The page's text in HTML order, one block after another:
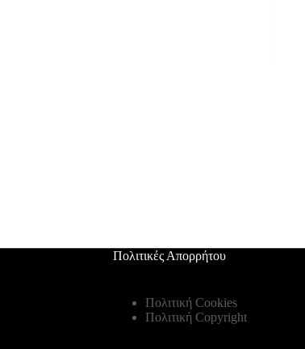
Πολιτικές Απορρήτου
Πολιτική Cookies
Πολιτική Copyright